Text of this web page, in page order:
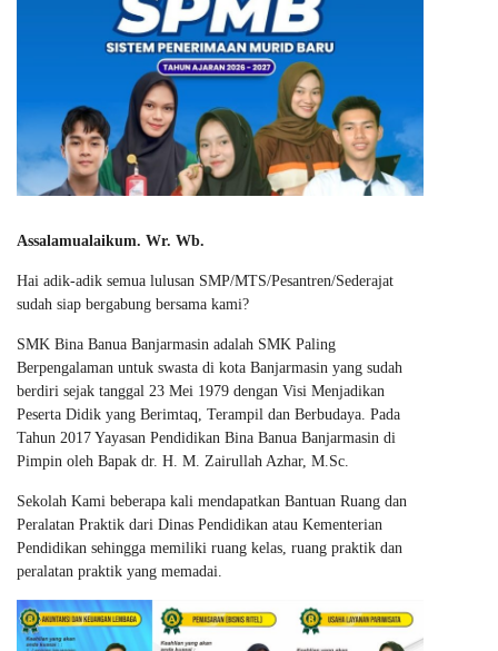
Assalamualaikum. Wr. Wb.
Hai adik-adik semua lulusan SMP/MTS/Pesantren/Sederajat
sudah siap bergabung bersama kami?
SMK Bina Banua Banjarmasin adalah SMK Paling
Berpengalaman untuk swasta di kota Banjarmasin yang sudah
berdiri sejak tanggal 23 Mei 1979 dengan Visi Menjadikan
Peserta Didik yang Berimtaq, Terampil dan Berbudaya. Pada
Tahun 2017 Yayasan Pendidikan Bina Banua Banjarmasin di
Pimpin oleh Bapak dr. H. M. Zairullah Azhar, M.Sc.
Sekolah Kami beberapa kali mendapatkan Bantuan Ruang dan
Peralatan Praktik dari Dinas Pendidikan atau Kementerian
Pendidikan sehingga memiliki ruang kelas, ruang praktik dan
peralatan praktik yang memadai.